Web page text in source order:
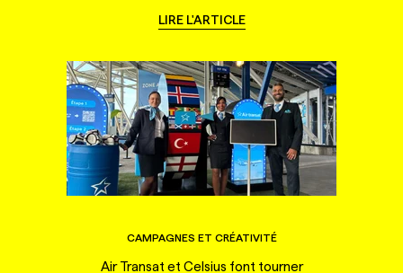
LIRE L'ARTICLE
CAMPAGNES ET CRÉATIVITÉ
Air Transat et Celsius font tourner